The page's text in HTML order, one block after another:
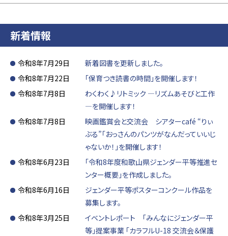
新着情報
令和8年7月29日
新着図書を更新しました。
令和8年7月22日
「保育つき読書の時間」を開催します！
令和8年7月8日
わくわく♪リトミック ―リズムあそびと工作
―を開催します！
令和8年7月8日
映画鑑賞会と交流会 シアターcafé “りぃ
ぶる”「おっさんのパンツがなんだっていいじ
ゃないか！」を開催します！
令和8年6月23日
「令和8年度和歌山県ジェンダー平等推進セ
ンター概要」を作成しました。
令和8年6月16日
ジェンダー平等ポスターコンクール作品を
募集します。
令和8年3月25日
イベントレポート 「みんなにジェンダー平
等」提案事業 「カラフルU-18 交流会＆保護